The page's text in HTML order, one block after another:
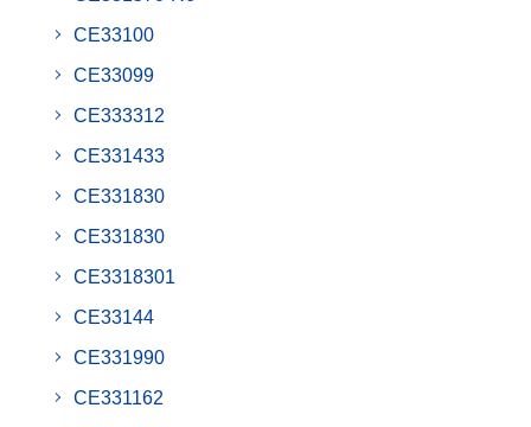
CE33100
CE33099
CE333312
CE331433
CE331830
CE331830
CE3318301
CE33144
CE331990
CE331162